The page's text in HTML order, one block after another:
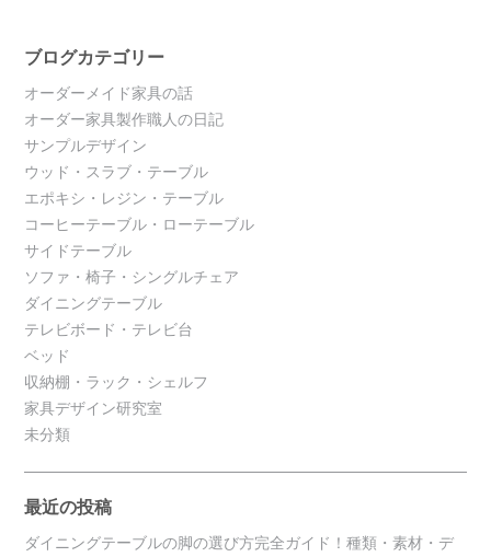
ブログカテゴリー
オーダーメイド家具の話
オーダー家具製作職人の日記
サンプルデザイン
ウッド・スラブ・テーブル
エポキシ・レジン・テーブル
コーヒーテーブル・ローテーブル
サイドテーブル
ソファ・椅子・シングルチェア
ダイニングテーブル
テレビボード・テレビ台
ベッド
収納棚・ラック・シェルフ
家具デザイン研究室
未分類
最近の投稿
ダイニングテーブルの脚の選び方完全ガイド！種類・素材・デ